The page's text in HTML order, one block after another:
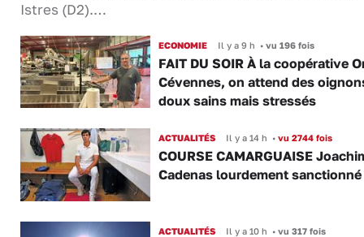
Istres (D2).…
ECONOMIE Il y a 9 h •vu 196 fois
FAIT DU SOIR À la coopérative
Cévennes, on attend des
doux sains mais stressés
ACTUALITÉS Il y a 14 h •vu 2744 fois
COURSE CAMARGUAISE
Cadenas lourdement sanctionné
ACTUALITÉS Il y a 10 h •vu 317 fois